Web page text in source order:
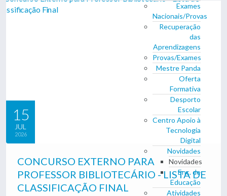
Exames
Nacionais/Provas
Recuperação
das
Aprendizagens
Provas/Exames
Mestre Panda
Oferta
Formativa
Desporto
Escolar
Centro Apoio à
Tecnologia
Digital
Novidades
Novidades
Enc. de
Educação
Atividades
15
JUL
2026
CONCURSO EXTERNO PARA
PROFESSOR BIBLIOTECÁRIO - LISTA DE
CLASSIFICAÇÃO FINAL